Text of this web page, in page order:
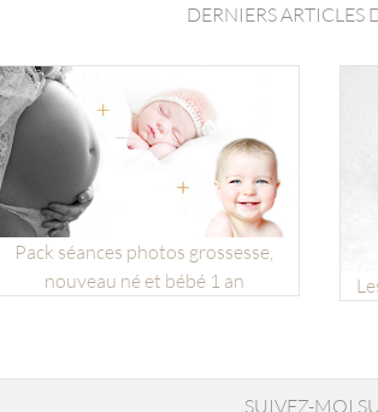
DERNIERS ARTICLES
Pack séances photos grossesse,
nouveau né et bébé 1 an
SUIVEZ-MOI